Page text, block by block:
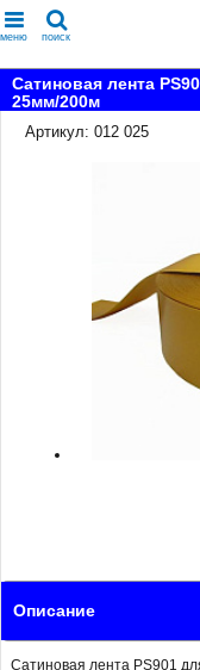
меню поиск
Сатиновая лента
25мм/200м
Артикул: 012 025
Описание
Сатиновая лента PS901